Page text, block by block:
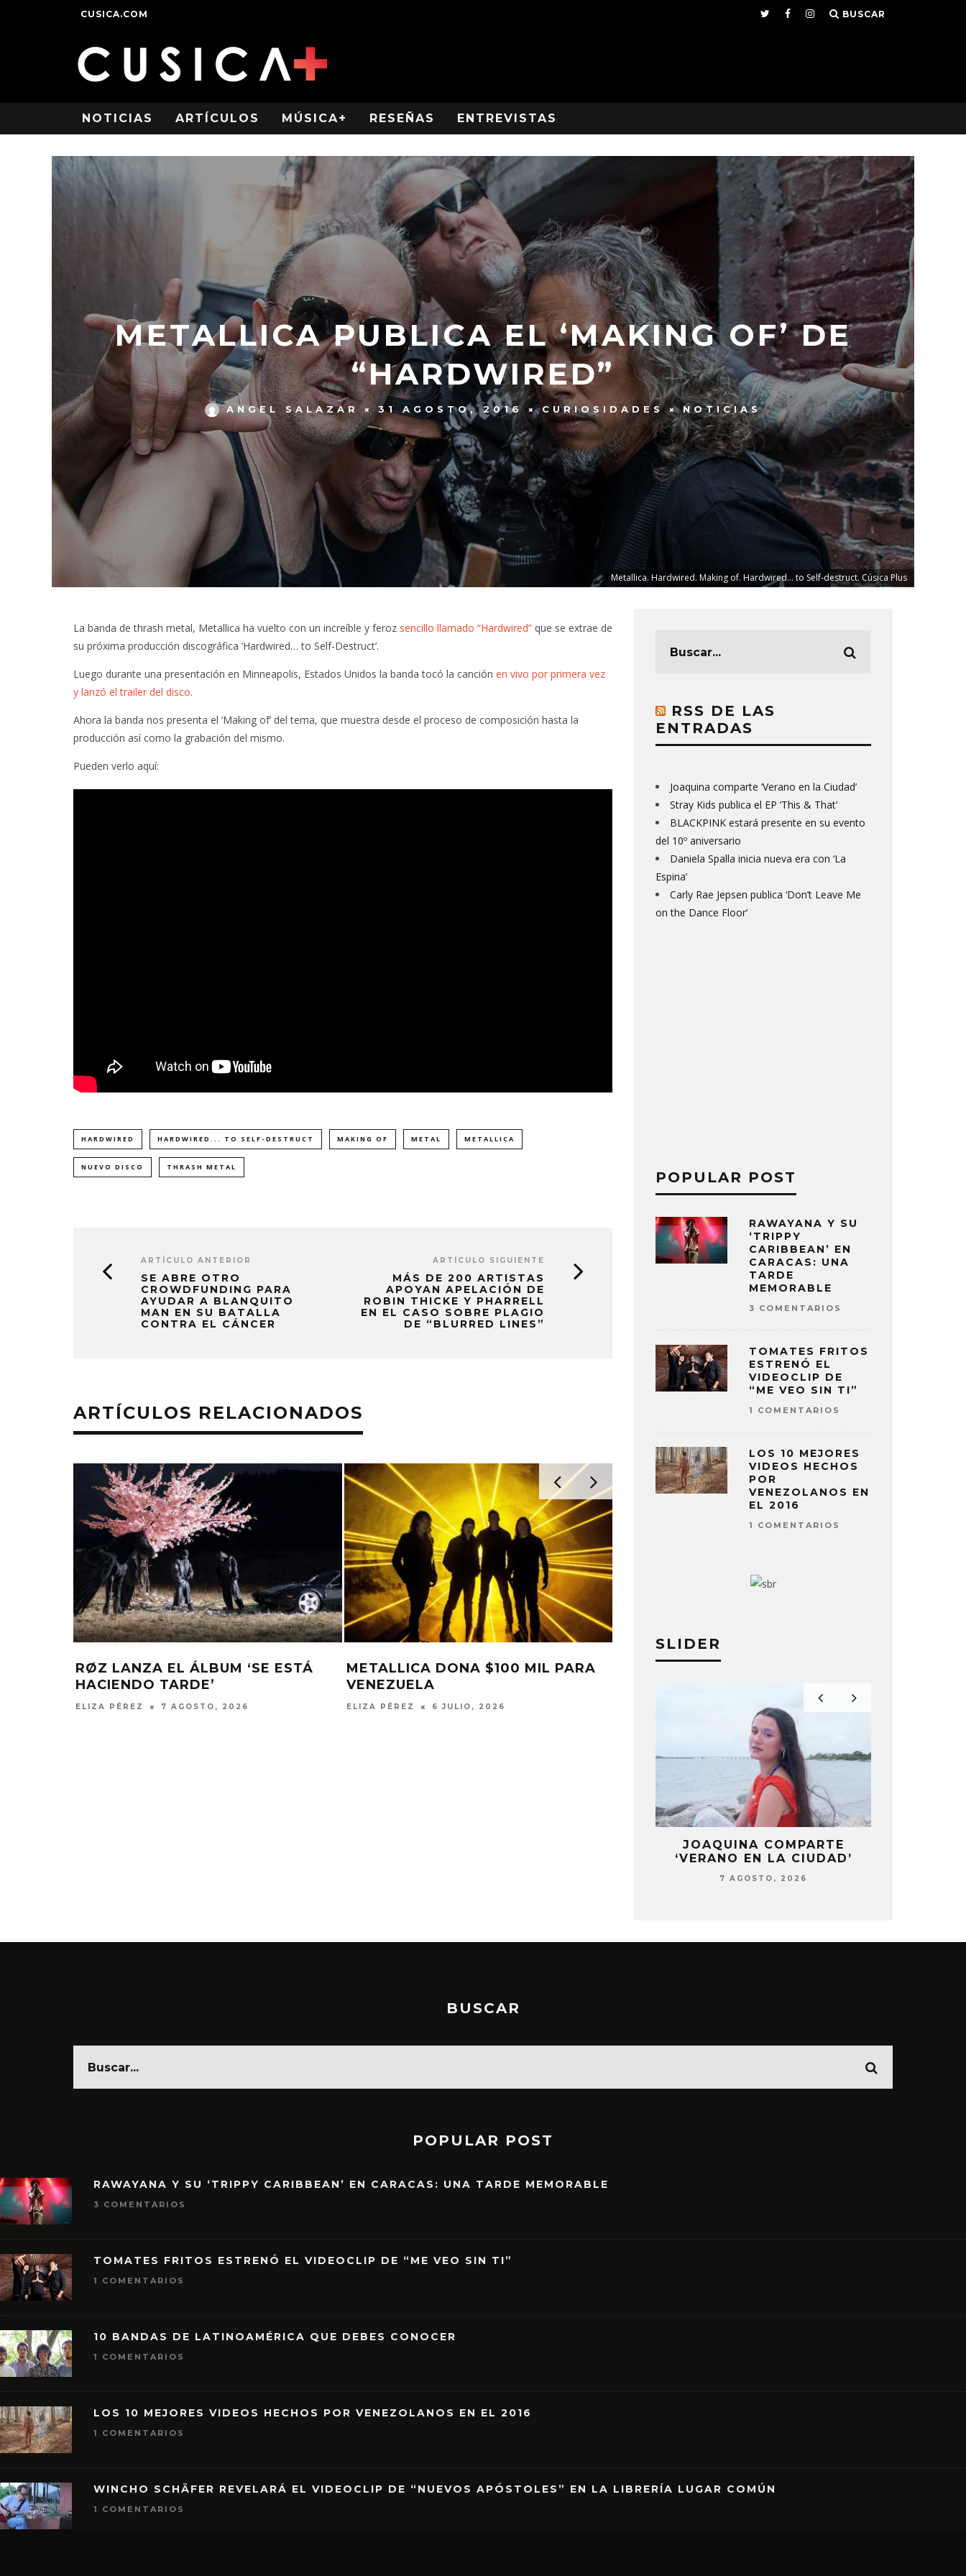
CUSICA.COM BUSCAR
NOTICIAS ARTÍCULOS MÚSICA+ RESEÑAS ENTREVISTAS
METALLICA PUBLICA EL ‘MAKING OF’ DE
“HARDWIRED”
ANGEL SALAZAR 31 AGOSTO, 2016 CURIOSIDADES NOTICIAS
Metallica. Hardwired. Making of. Hardwired... to Self-destruct. Cúsica Plus
La banda de thrash metal, Metallica ha vuelto con un increíble y feroz sencillo llamado “Hardwired” que se extrae de
su próxima producción discográfica ‘Hardwired… to Self-Destruct’.
Luego durante una presentación en Minneapolis, Estados Unidos la banda tocó la canción en vivo por primera vez
y lanzó el trailer del disco.
Ahora la banda nos presenta el ‘Making of’ del tema, que muestra desde el proceso de composición hasta la
producción así como la grabación del mismo.
Pueden verlo aquí:
HARDWIRED HARDWIRED... TO SELF-DESTRUCT MAKING OF METAL METALLICA
NUEVO DISCO THRASH METAL
ARTÍCULO ANTERIOR
SE ABRE OTRO
CROWDFUNDING PARA
AYUDAR A BLANQUITO
MAN EN SU BATALLA
CONTRA EL CÁNCER
ARTÍCULO SIGUIENTE
MÁS DE 200 ARTISTAS
APOYAN APELACIÓN DE
ROBIN THICKE Y PHARRELL
EN EL CASO SOBRE PLAGIO
DE “BLURRED LINES”
ARTÍCULOS RELACIONADOS
RØZ LANZA EL ÁLBUM ‘SE ESTÁ
HACIENDO TARDE’
ELIZA PÉREZ 7 AGOSTO, 2026
METALLICA DONA $100 MIL PARA
VENEZUELA
ELIZA PÉREZ 6 JULIO, 2026 27 FEBRERO, 2026
RSS DE LAS
ENTRADAS
Joaquina comparte ‘Verano en la Ciudad’
Stray Kids publica el EP ‘This & That’
BLACKPINK estará presente en su evento
del 10º aniversario
Daniela Spalla inicia nueva era con ‘La
Espina’
Carly Rae Jepsen publica ‘Don’t Leave Me
on the Dance Floor’
POPULAR POST
RAWAYANA Y SU
‘TRIPPY
CARIBBEAN’ EN
CARACAS: UNA
TARDE
MEMORABLE
3 COMENTARIOS
TOMATES FRITOS
ESTRENÓ EL
VIDEOCLIP DE
“ME VEO SIN TI”
1 COMENTARIOS
LOS 10 MEJORES
VIDEOS HECHOS
POR
VENEZOLANOS EN
EL 2016
1 COMENTARIOS
SLIDER
JOAQUINA COMPARTE
‘VERANO EN LA CIUDAD’
7 AGOSTO, 2026
BUSCAR
POPULAR POST
RAWAYANA Y SU ‘TRIPPY CARIBBEAN’ EN CARACAS: UNA TARDE MEMORABLE
3 COMENTARIOS
TOMATES FRITOS ESTRENÓ EL VIDEOCLIP DE “ME VEO SIN TI”
1 COMENTARIOS
10 BANDAS DE LATINOAMÉRICA QUE DEBES CONOCER
1 COMENTARIOS
LOS 10 MEJORES VIDEOS HECHOS POR VENEZOLANOS EN EL 2016
1 COMENTARIOS
WINCHO SCHÄFER REVELARÁ EL VIDEOCLIP DE “NUEVOS APÓSTOLES” EN LA LIBRERÍA LUGAR COMÚN
1 COMENTARIOS